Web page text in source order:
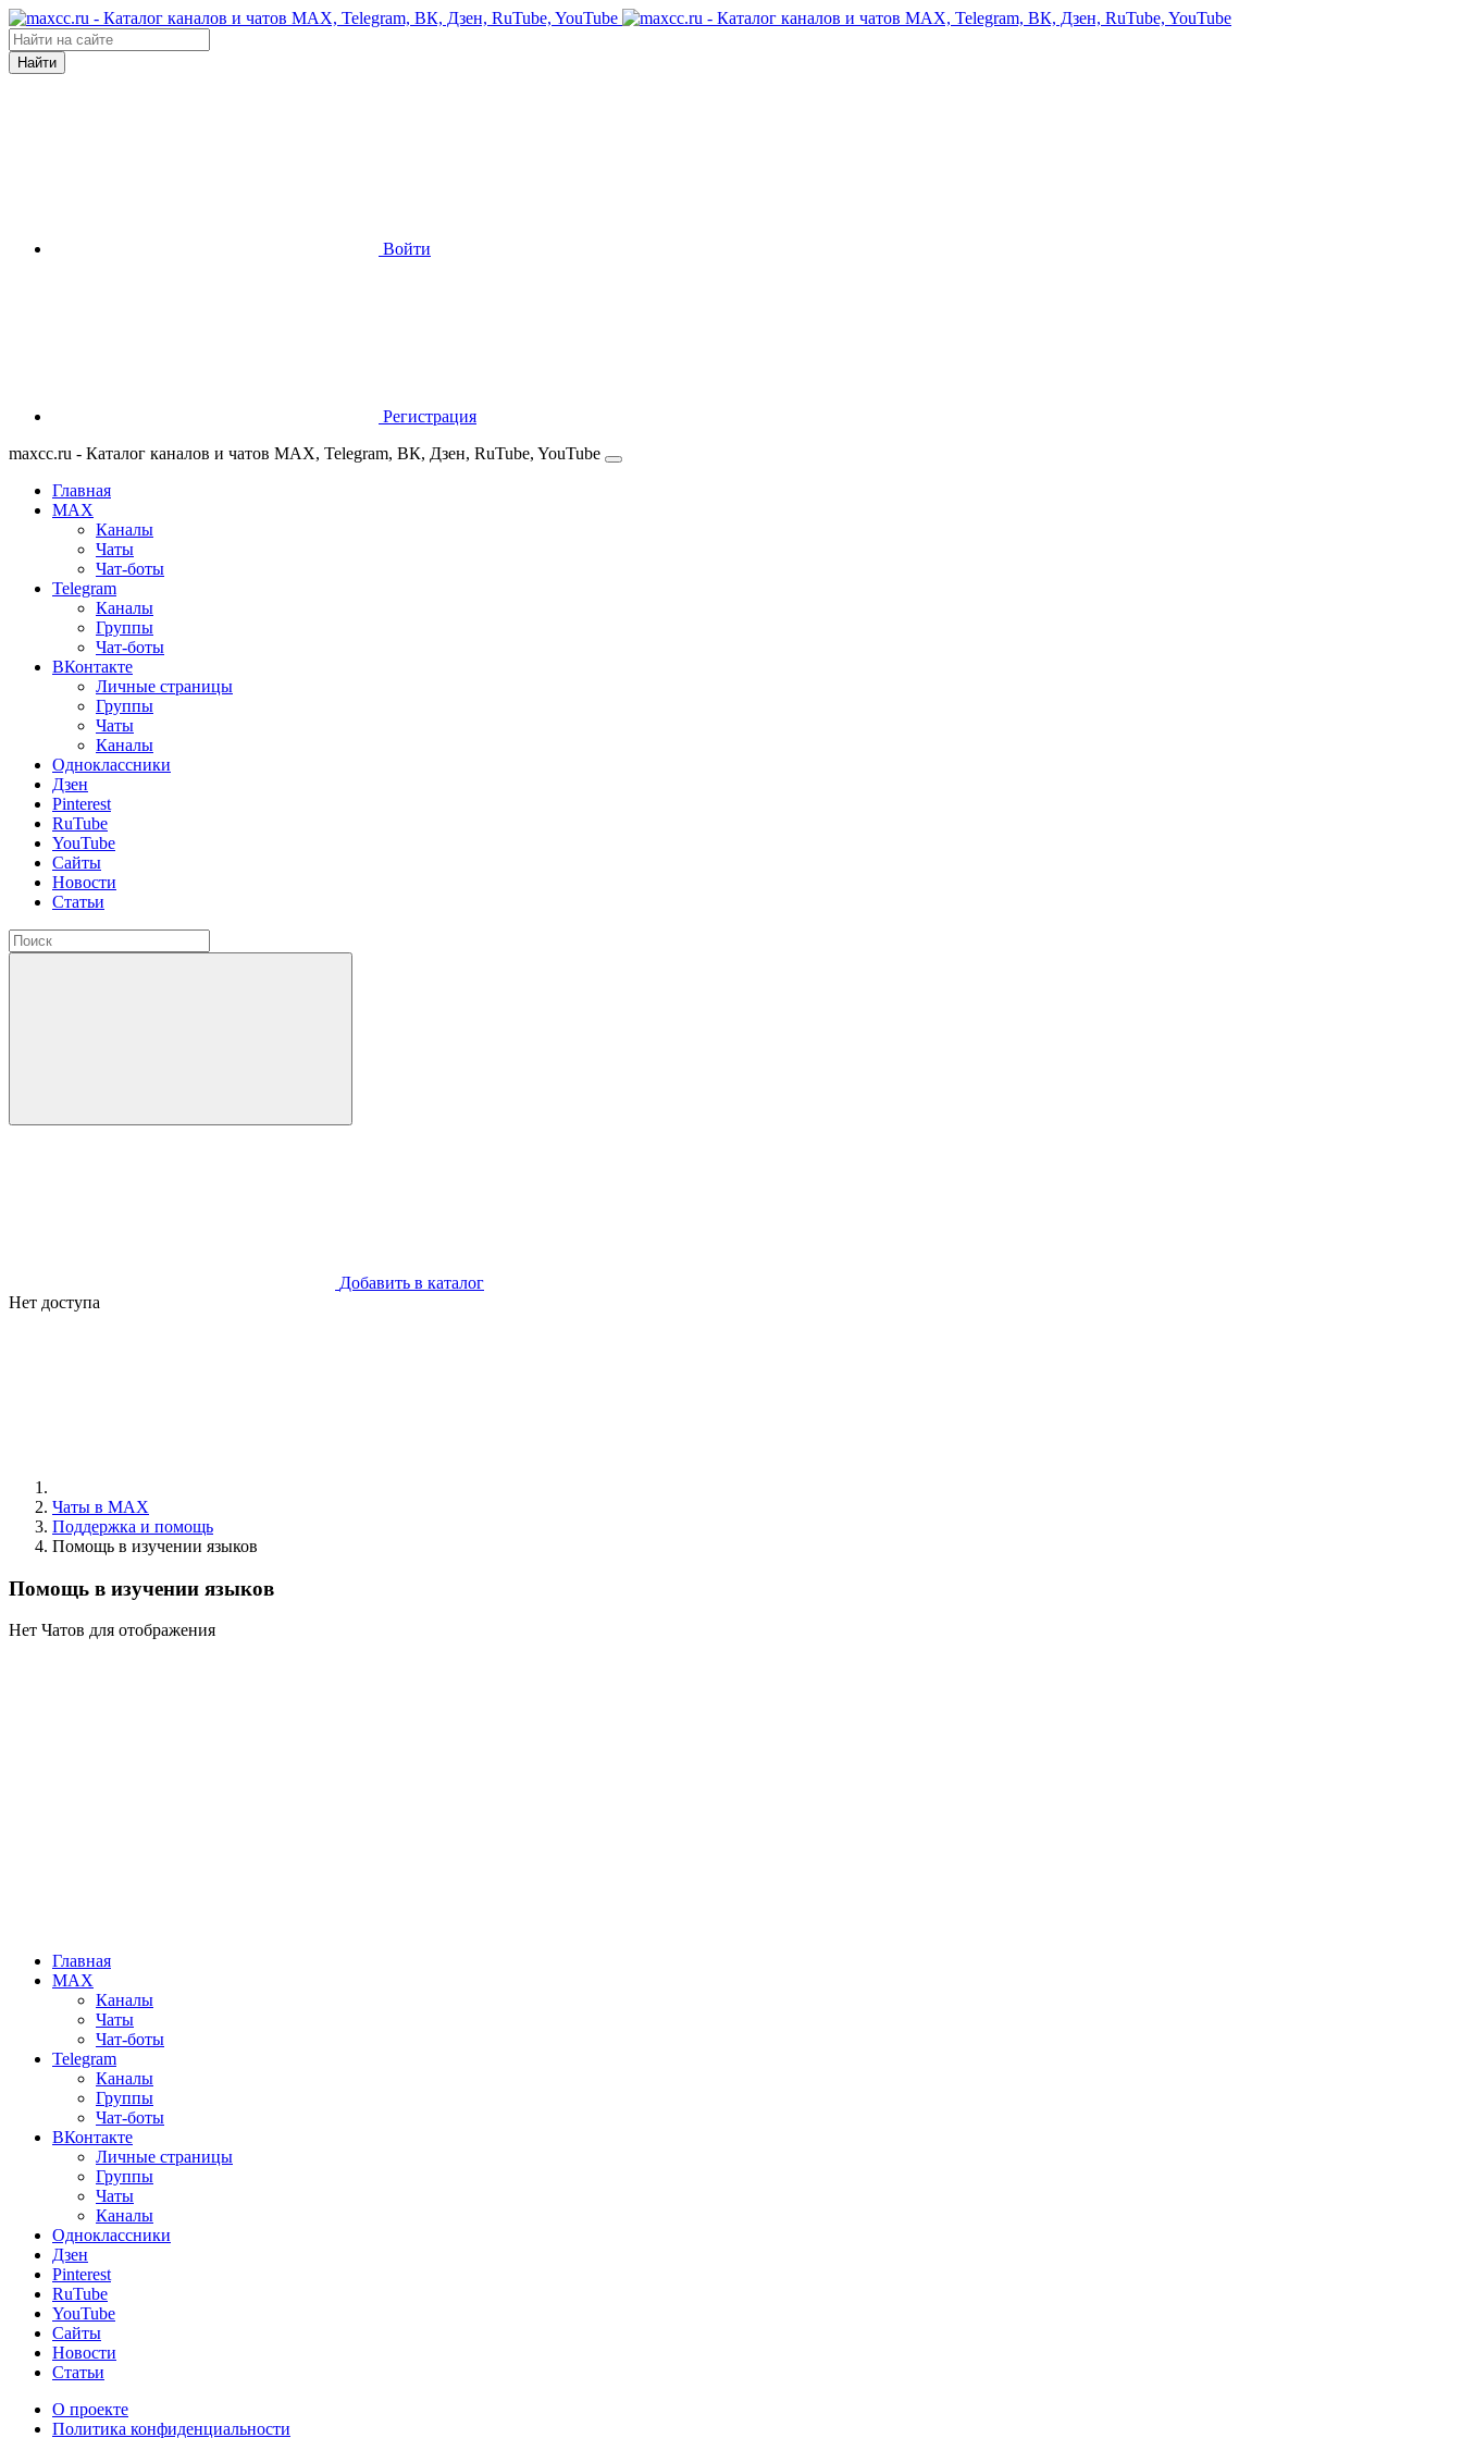
Найти
Войти
Регистрация
maxcc.ru - Каталог каналов и чатов MAX, Telegram, ВК, Дзен, RuTube, YouTube
Главная
MAX
Каналы
Чаты
Чат-боты
Telegram
Каналы
Группы
Чат-боты
ВКонтакте
Личные страницы
Группы
Чаты
Каналы
Одноклассники
Дзен
Pinterest
RuTube
YouTube
Сайты
Новости
Статьи
Добавить в каталог
Нет доступа
Чаты в MAX
Поддержка и помощь
Помощь в изучении языков
Помощь в изучении языков
Нет Чатов для отображения
Главная
MAX
Каналы
Чаты
Чат-боты
Telegram
Каналы
Группы
Чат-боты
ВКонтакте
Личные страницы
Группы
Чаты
Каналы
Одноклассники
Дзен
Pinterest
RuTube
YouTube
Сайты
Новости
Статьи
О проекте
Политика конфиденциальности